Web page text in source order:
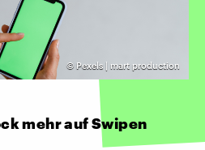
© Pexels | mart production
mehr auf Swipen